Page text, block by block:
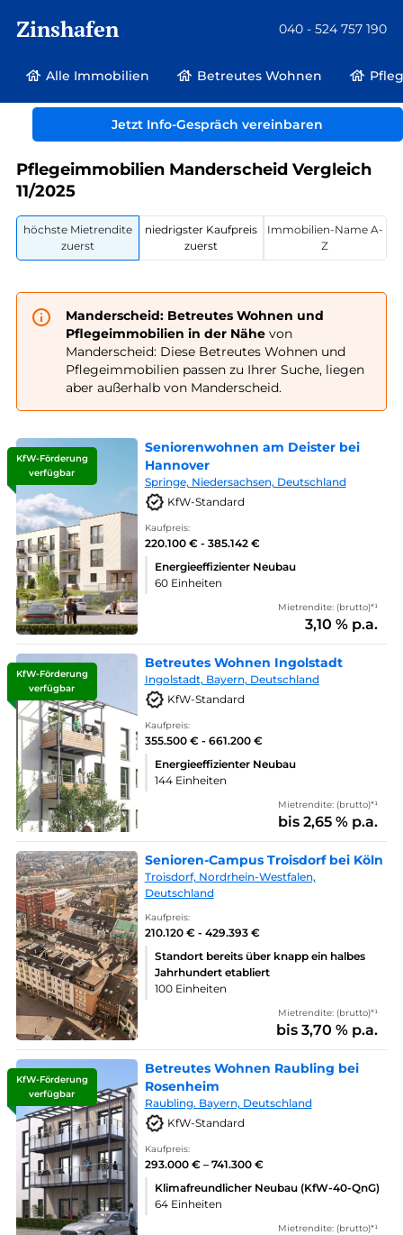
Zinshafen 040 - 524 757 190
Alle Immobilien Betreutes Wohnen
Jetzt Info-Gespräch vereinbaren
Betreutes Wohnen und Pflegeimmobilien Deutschland
Pflegeimmobilien Manderscheid Vergleich
11/2025
höchste Mietrendite
zuerst
niedrigster Kaufpreis
zuerst
Immobilien-Name A-
Z
Manderscheid: Betreutes Wohnen und
Pflegeimmobilien in der Nähevon
Manderscheid: Diese Betreutes Wohnen und
Pflegeimmobilien passen zu Ihrer Suche, liegen
aber außerhalb von Manderscheid.
KfW-Förderung
verfügbar
Seniorenwohnen am Deister bei
Hannover
Springe, Niedersachsen, Deutschland
KfW-Standard
Kaufpreis:
220.100 € - 385.142 €
Energieeffizienter Neubau
60 Einheiten
Mietrendite: (brutto)*¹
3,10 % p.a.
KfW-Förderung
verfügbar
Betreutes Wohnen Ingolstadt
Ingolstadt, Bayern, Deutschland
KfW-Standard
Kaufpreis:
355.500 € - 661.200 €
Energieeffizienter Neubau
144 Einheiten
Mietrendite: (brutto)*¹
bis 2,65 % p.a.
Senioren-Campus Troisdorf bei Köln
Troisdorf, Nordrhein-Westfalen,
Deutschland
Kaufpreis:
210.120 € - 429.393 €
Standort bereits über knapp ein halbes
Jahrhundert etabliert
100 Einheiten
Mietrendite: (brutto)*¹
bis 3,70 % p.a.
KfW-Förderung
verfügbar
Betreutes Wohnen Raubling bei
Rosenheim
Raubling. Bayern, Deutschland
KfW-Standard
Kaufpreis:
293.000 € – 741.300 €
Klimafreundlicher Neubau (KfW-40-QnG)
64 Einheiten
Mietrendite: (brutto)*¹